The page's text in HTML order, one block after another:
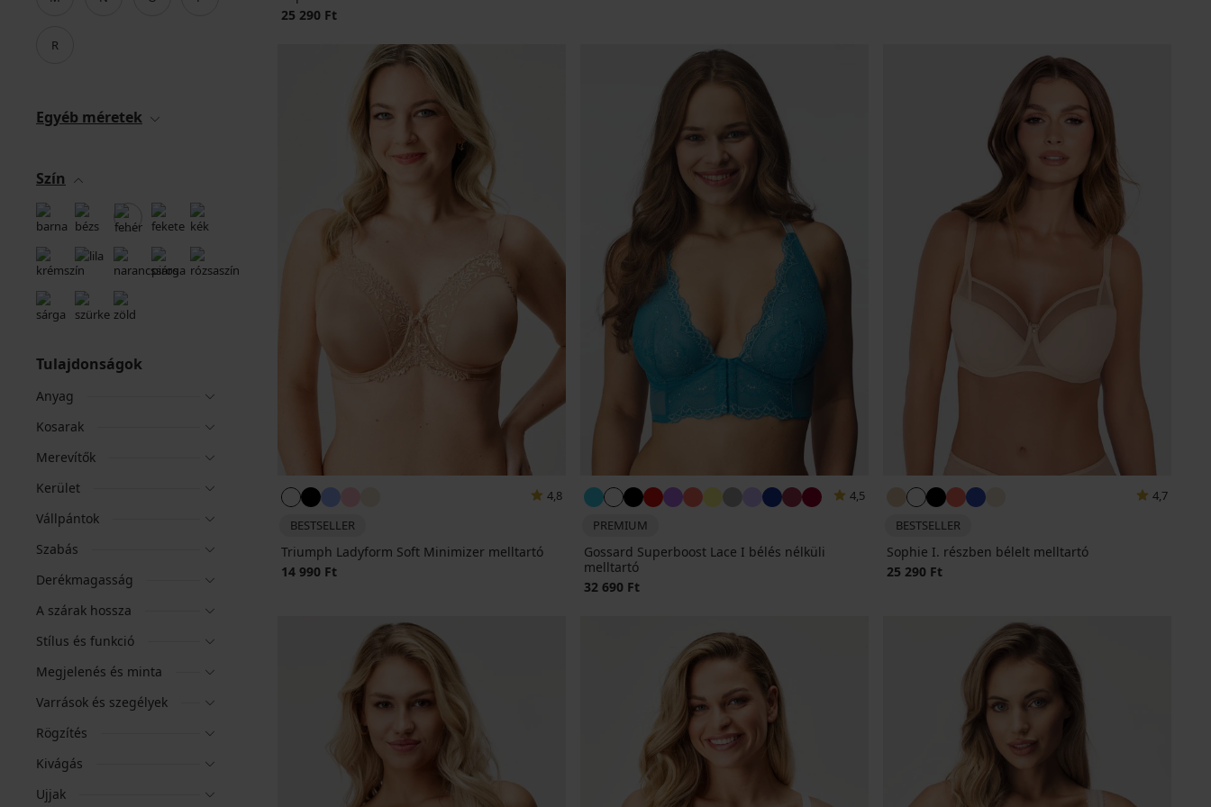
R
Egyéb méretek
Szín
Tulajdonságok
Anyag
Kosarak
Merevítők
Kerület
Vállpántok
Szabás
Derékmagasság
A szárak hossza
Stílus és funkció
Megjelenés és minta
Varrások és szegélyek
Rögzítés
Kivágás
Ujjak
25 290 Ft
4,8
BESTSELLER
Triumph Ladyform Soft Minimizer melltartó
14 990 Ft
4,5
PREMIUM
Gossard Superboost Lace I bélés nélküli
melltartó
32 690 Ft
4,7
BESTSELLER
Sophie I. részben bélelt melltartó
25 290 Ft